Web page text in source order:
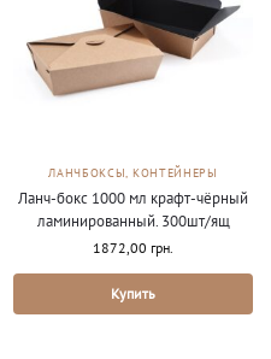
ЛАНЧБОКСЫ, КОНТЕЙНЕРЫ
Ланч-бокс 1000 мл крафт-чёрный
ламинированный. 300шт/ящ
1872,00 грн.
Купить